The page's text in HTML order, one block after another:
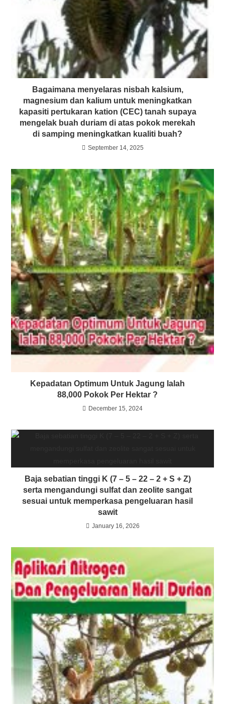
Bagaimana menyelaras nisbah kalsium,
magnesium dan kalium untuk meningkatkan
kapasiti pertukaran kation (CEC) tanah supaya
mengelak buah duriam di atas pokok merekah
di samping meningkatkan kualiti buah?
September 14, 2025
Kepadatan Optimum Untuk Jagung lalah
88,000 Pokok Per Hektar ?
December 15, 2024
Baja sebatian tinggi K (7 – 5 – 22 – 2 + S + Z)
serta mengandungi sulfat dan zeolite sangat
sesuai untuk memperkasa pengeluaran hasil
sawit
January 16, 2026